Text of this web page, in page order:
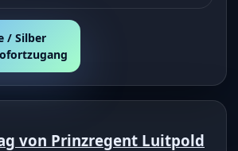
/ Silber
von Prinzregent Luitpold